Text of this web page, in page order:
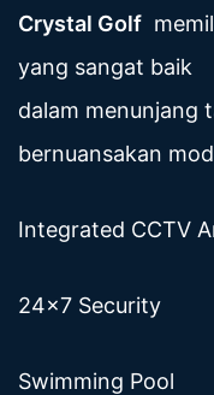
Crystal Golf
yang sangat baik
dalam menunjang
bernuansakan
Integrated CCTV
24x7 Security
Swimming Pool